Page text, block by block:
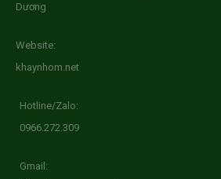
Dương
Website:
khaynhom.net
Hotline/Zalo:
0966.272.309
Gmail: